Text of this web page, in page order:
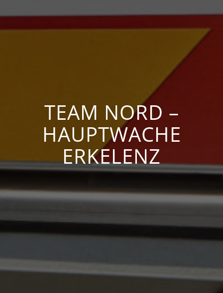
TEAM NORD –
HAUPTWACHE
ERKELENZ